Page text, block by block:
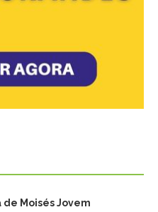
de Moisés Jovem